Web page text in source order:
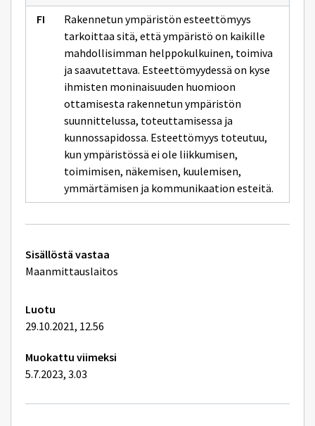
Rakennetun ympäristön esteettömyys
tarkoittaa sitä, että ympäristö on kaikille
mahdollisimman helppokulkuinen, toimiva
ja saavutettava. Esteettömyydessä on kyse
ihmisten moninaisuuden huomioon
ottamisesta rakennetun ympäristön
suunnittelussa, toteuttamisessa ja
kunnossapidossa. Esteettömyys toteutuu,
kun ympäristössä ei ole liikkumisen,
toimimisen, näkemisen, kuulemisen,
ymmärtämisen ja kommunikaation esteitä.
Tekniset
lisätiedot
Sisällöstä vastaa
Maanmittauslaitos
Luotu
29.10.2021, 12.56
Muokattu viimeksi
5.7.2023, 3.03